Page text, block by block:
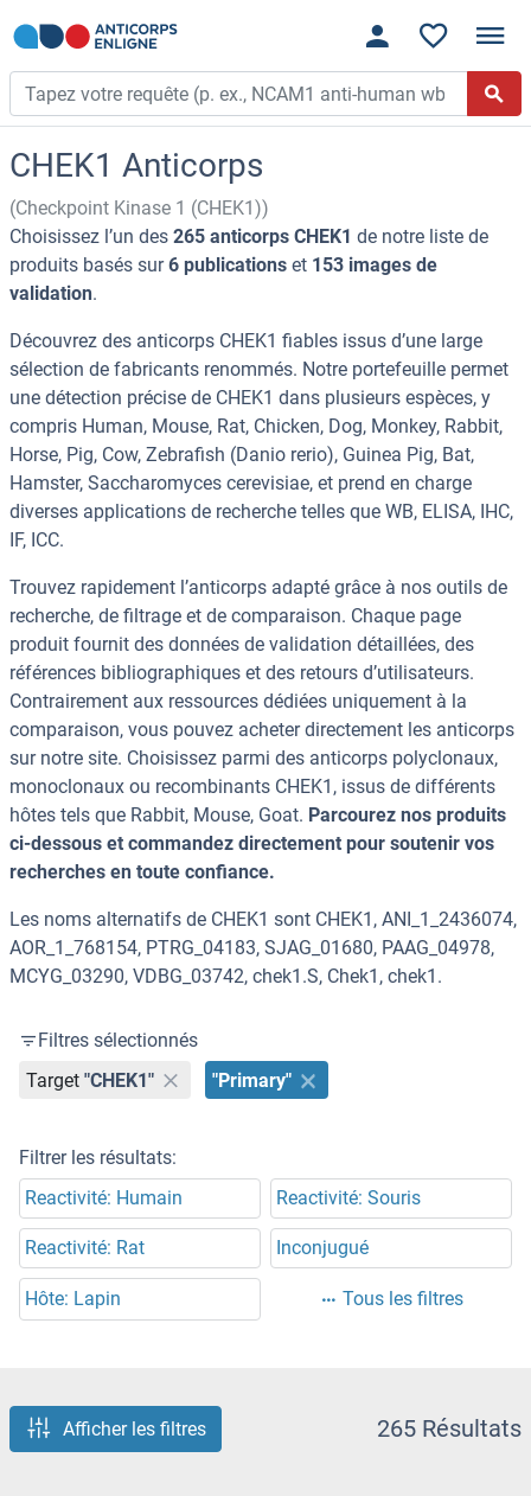
CHEK1 Anticorps
(Checkpoint Kinase 1 (CHEK1))
Choisissez l’un des 265 anticorps CHEK1 de notre liste de
produits basés sur6 publications et 153 images de
validation.
Découvrez des anticorps CHEK1 fiables issus d’une large
sélection de fabricants renommés. Notre portefeuille permet
une détection précise de CHEK1 dans plusieurs espèces, y
compris Human, Mouse, Rat, Chicken, Dog, Monkey, Rabbit,
Horse, Pig, Cow, Zebrafish (Danio rerio), Guinea Pig, Bat,
Hamster, Saccharomyces cerevisiae, et prend en charge
diverses applications de recherche telles que WB, ELISA, IHC,
IF, ICC.
Trouvez rapidement l’anticorps adapté grâce à nos outils de
recherche, de filtrage et de comparaison. Chaque page
produit fournit des données de validation détaillées, des
références bibliographiques et des retours d’utilisateurs.
Contrairement aux ressources dédiées uniquement à la
comparaison, vous pouvez acheter directement les anticorps
sur notre site. Choisissez parmi des anticorps polyclonaux,
monoclonaux ou recombinants CHEK1, issus de différents
hôtes tels que Rabbit, Mouse, Goat. Parcourez nos produits
ci-dessous et commandez directement pour soutenir vos
recherches en toute confiance.
Les noms alternatifs de CHEK1 sont CHEK1, ANI_1_2436074,
AOR_1_768154, PTRG_04183, SJAG_01680, PAAG_04978,
MCYG_03290, VDBG_03742, chek1.S, Chek1, chek1.
Filtres sélectionnés
Target "CHEK1" "Primary"
Filtrer les résultats:
Reactivité: Humain
Reactivité: Souris
Reactivité: Rat Inconjugué
Hôte: Lapin Tous les filtres
Afficher les filtres 265 Résultats